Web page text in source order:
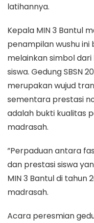
latihannya.
​Kepala MIN 3 Bantul
penampilan wushu ini
melainkan simbol
siswa. Gedung SBSN
merupakan wujud
sementara prestasi
adalah bukti kualitas
madrasah.
​”Perpaduan antara
dan prestasi siswa
MIN 3 Bantul di tahun
madrasah.
​Acara peresmian